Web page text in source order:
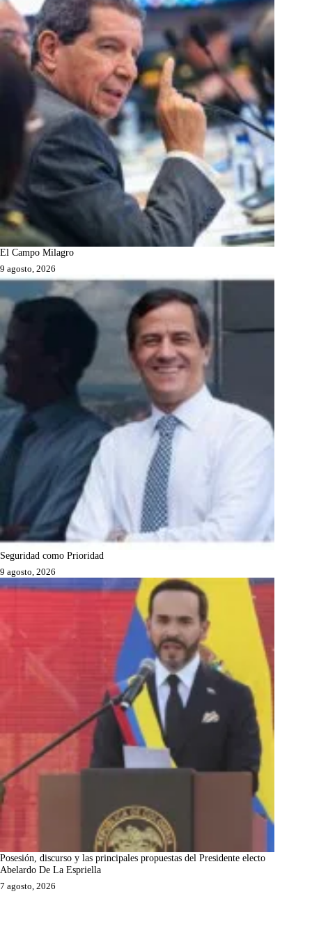
El Campo Milagro
9 agosto, 2026
Seguridad como Prioridad
9 agosto, 2026
Posesión, discurso y las principales propuestas del Presidente electo
Abelardo De La Espriella
7 agosto, 2026